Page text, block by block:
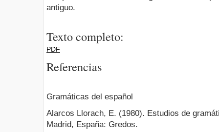
antiguo.
Texto completo:
PDF
Referencias
Gramáticas del español
Alarcos Llorach, E. (1980). Estudios de
Madrid, España: Gredos.